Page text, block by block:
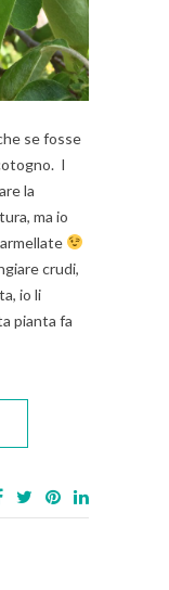
se fosse
I
la
ma io
crudi,
io li
pianta fa